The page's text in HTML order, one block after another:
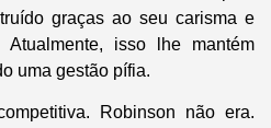
graças ao seu carisma e
Atualmente, isso lhe mantém
uma gestão pífia.
Robinson não era.